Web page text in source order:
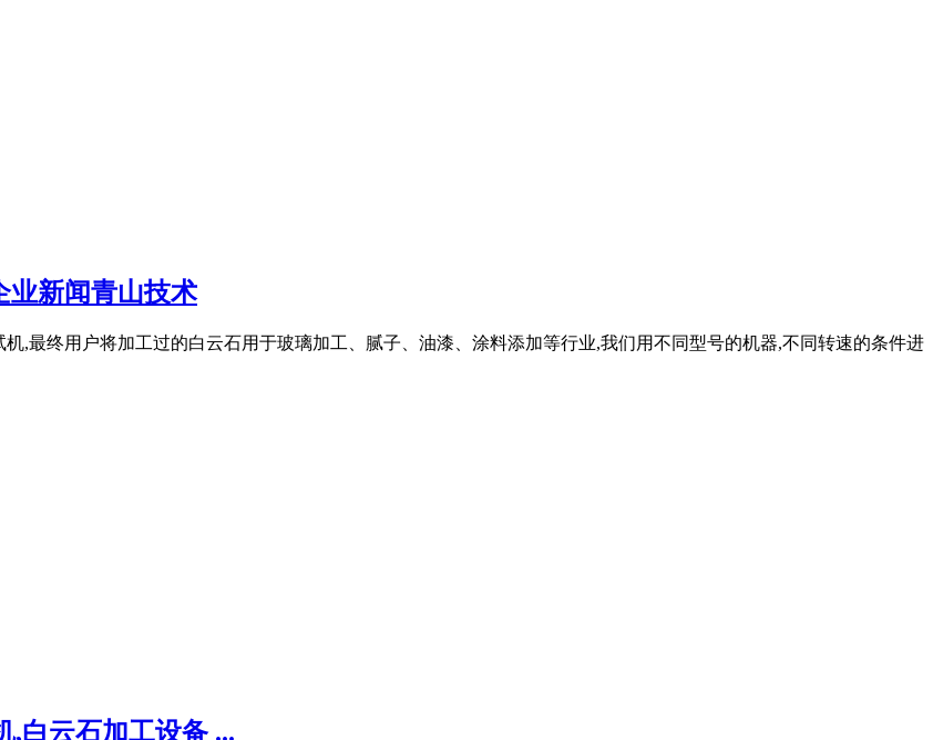
业新闻青山技术
,最终用户将加工过的白云石用于玻璃加工、腻子、油漆、涂料添加等行业,我们用不同型号的机器,不同转速的条件进
,白云石加工设备 ...